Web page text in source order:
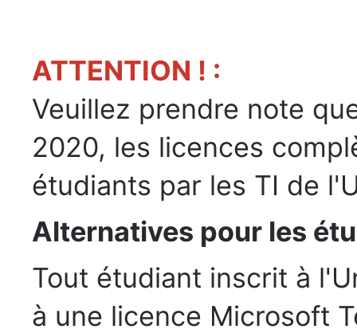
ATTENTION ! :
Veuillez prendre note
2020, les licences
étudiants par les TI de
Alternatives pour les
Tout étudiant inscrit à
à une licence Microsoft